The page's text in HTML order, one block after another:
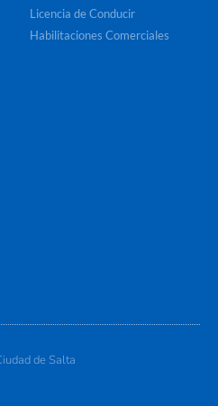
Licencia de Conducir
Habilitaciones Comerciales
de Salta